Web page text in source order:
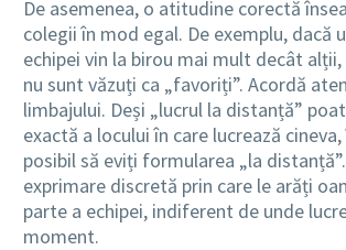
De asemenea, o atitudine corectă
colegii în mod egal. De exemplu, dacă
echipei vin la birou mai mult decât
nu sunt văzuți ca „favoriți”. Acordă
limbajului. Deși „lucrul la distanță”
exactă a locului în care lucrează
posibil să eviți formularea „la
exprimare discretă prin care le arăți
parte a echipei, indiferent de unde
moment.